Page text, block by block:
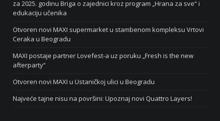
za 2025. godinu Briga o zajednici kroz program „Hrana za sve“ i
edukaciju učenika
Otvoren novi MAXI supermarket u stambenom kompleksu Vrtovi
Ceraka u Beogradu
MAXI postaje partner Lovefest-a uz poruku „Fresh is the new
afterparty“
Otvoren novi MAXI u Ustaničkoj ulici u Beogradu
Najveće tajne nisu na površini: Upoznaj novi Quattro Layers!